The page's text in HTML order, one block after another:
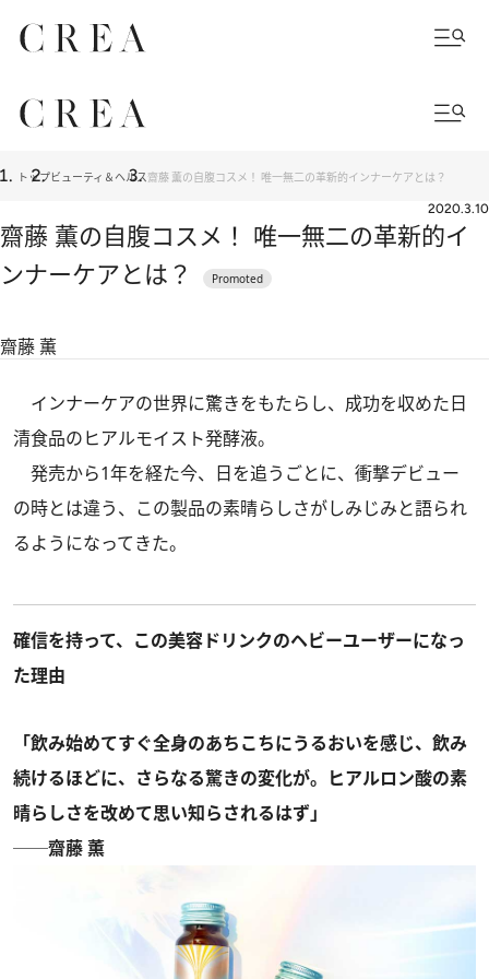
トップビューティ＆ヘルス齋藤 薫の自腹コスメ！ 唯一無二の革新的インナーケアとは？
2020.3.10
齋藤 薫の自腹コスメ！ 唯一無二の革新的イ
ンナーケアとは？
齋藤 薫
インナーケアの世界に驚きをもたらし、成功を収めた日
清食品のヒアルモイスト発酵液。
発売から1年を経た今、日を追うごとに、衝撃デビュー
の時とは違う、この製品の素晴らしさがしみじみと語られ
るようになってきた。
確信を持って、この美容ドリンクのヘビーユーザーになっ
た理由
「飲み始めてすぐ全身のあちこちにうるおいを感じ、飲み
続けるほどに、さらなる驚きの変化が。ヒアルロン酸の素
晴らしさを改めて思い知らされるはず」
──齋藤 薫